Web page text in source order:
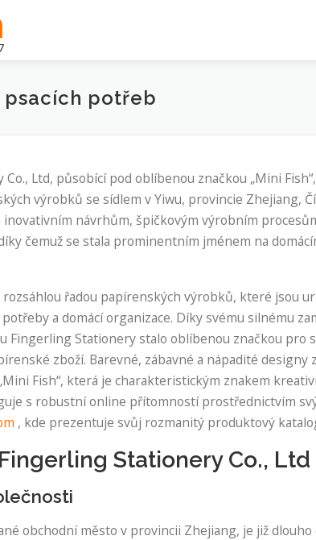
psacích potřeb
Ltd, působící pod oblíbenou značkou „Mini
výrobků se sídlem v Yiwu, provincie Zhejiang,
návrhům, špičkovým výrobním
čemuž se stala prominentním jménem na
rozsáhlou řadou papírenských výrobků, které jsou
a domácí organizace. Díky svému silnému
Fingerling Stationery stalo oblíbenou značkou pro
zboží. Barevné, zábavné a nápadité designy
Fish“, která je charakteristickým znakem
s robustní online přítomností prostřednictvím
, kde prezentuje svůj rozmanitý produktový
Stationery Co., Ltd
obchodní město v provincii Zhejiang, je již